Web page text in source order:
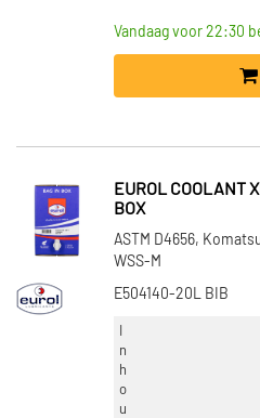
Vandaag voor 22:30
EUROL COOLANT
BOX
ASTM D4656,
WSS-M
E504140-20L BIB
n
h
o
u